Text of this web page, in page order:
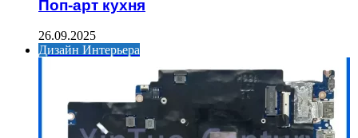
Поп-арт кухня
26.09.2025
Дизайн Интерьера